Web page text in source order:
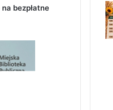
bezpłatne